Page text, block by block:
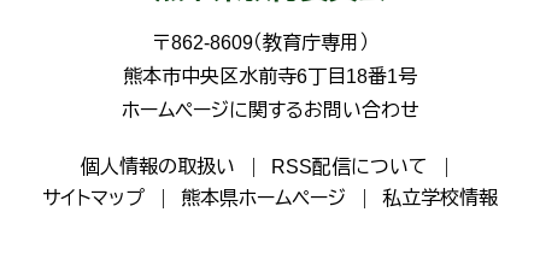
〒862-8609（教育庁専用）
熊本市中央区水前寺6丁目18番1号
ホームページに関するお問い合わせ
個人情報の取扱い
RSS配信について
サイトマップ
熊本県ホームページ 私立学校情報